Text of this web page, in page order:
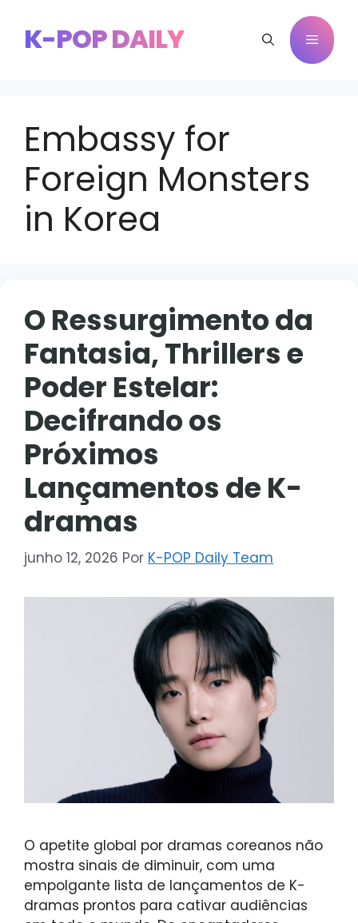
paraK-POP DAILY Menu
Embassy for
Foreign Monsters
in Korea
O Ressurgimento da
Fantasia, Thrillers e
Poder Estelar:
Decifrando os
Próximos
Lançamentos de K-
dramas
junho 12, 2026 Por K-POP Daily Team
O apetite global por dramas coreanos não
mostra sinais de diminuir, com uma
empolgante lista de lançamentos de K-
dramas prontos para cativar audiências